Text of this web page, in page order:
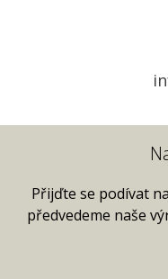
Přijďte se podívat
předvedeme naše